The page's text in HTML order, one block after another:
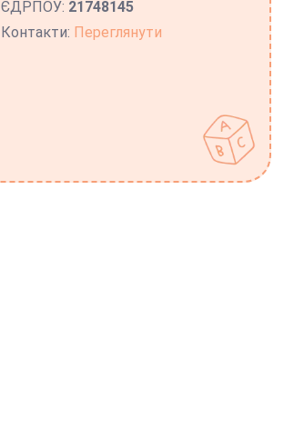
ЄДРПОУ: 21748145
Контакти: Переглянути